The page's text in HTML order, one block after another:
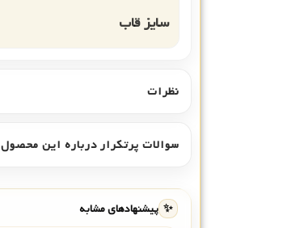
سایز قاب
نظرات
سوالات پرتکرار درباره این محصول
✨ پیشنهادهای مشابه